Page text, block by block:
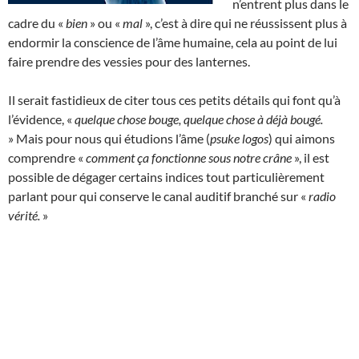
n’entrent plus dans le
cadre du « bien » ou « mal », c’est à dire qui ne réussissent plus à
endormir la conscience de l’âme humaine, cela au point de lui
faire prendre des vessies pour des lanternes.
Il serait fastidieux de citer tous ces petits détails qui font qu’à
l’évidence, « quelque chose bouge, quelque chose à déjà bougé.
» Mais pour nous qui étudions l’âme (psuke logos) qui aimons
comprendre « comment ça fonctionne sous notre crâne », il est
possible de dégager certains indices tout particulièrement
parlant pour qui conserve le canal auditif branché sur « radio
vérité. »